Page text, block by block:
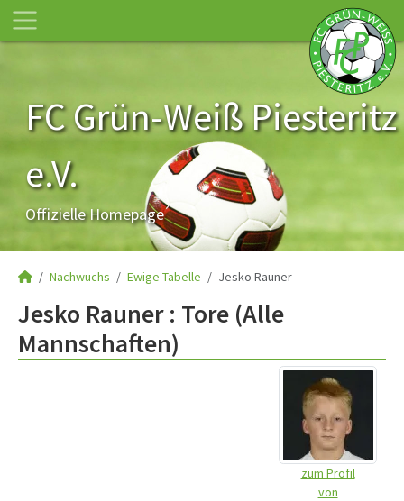
FC Grün-Weiß Piesteritz
e.V.
Offizielle Homepage
Nachwuchs Ewige Tabelle Jesko Rauner
Jesko Rauner : Tore (Alle
Mannschaften)
zum Profil
von